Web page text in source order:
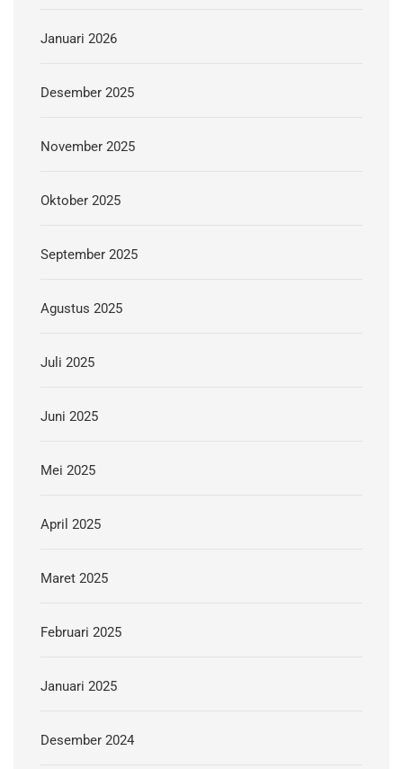
Januari 2026
Desember 2025
November 2025
Oktober 2025
September 2025
Agustus 2025
Juli 2025
Juni 2025
Mei 2025
April 2025
Maret 2025
Februari 2025
Januari 2025
Desember 2024